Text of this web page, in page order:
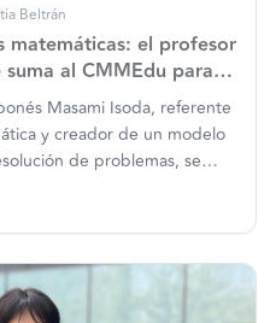
Beltrán
matemáticas: el profesor
al CMMEdu para
en ChileMasami Isoda, referente
y creador de un modelo
de problemas, se
Matemático